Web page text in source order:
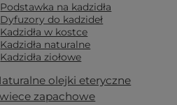
Podstawka na kadzidła
Dyfuzory do kadzideł
Kadzidła w kostce
Kadzidła naturalne
Kadzidła ziołowe
olejki eteryczne
zapachowe